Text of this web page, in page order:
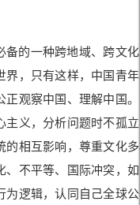
的一种跨地域、跨文
，只有这样，中国青
观察中国、理解中国
义，分析问题时不孤
相互影响，尊重文化
、不平等、国际冲突，
逻辑，认同自己全球